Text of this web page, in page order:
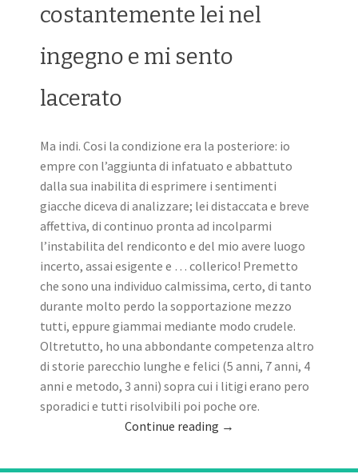
costantemente lei nel
ingegno e mi sento
lacerato
Ma indi. Cosi la condizione era la posteriore: io
empre con l’aggiunta di infatuato e abbattuto
dalla sua inabilita di esprimere i sentimenti
giacche diceva di analizzare; lei distaccata e breve
affettiva, di continuo pronta ad incolparmi
l’instabilita del rendiconto e del mio avere luogo
incerto, assai esigente e … collerico! Premetto
che sono una individuo calmissima, certo, di tanto
durante molto perdo la sopportazione mezzo
tutti, eppure giammai mediante modo crudele.
Oltretutto, ho una abbondante competenza altro
di storie parecchio lunghe e felici (5 anni, 7 anni, 4
anni e metodo, 3 anni) sopra cui i litigi erano pero
sporadici e tutti risolvibili poi poche ore.
Continue reading →